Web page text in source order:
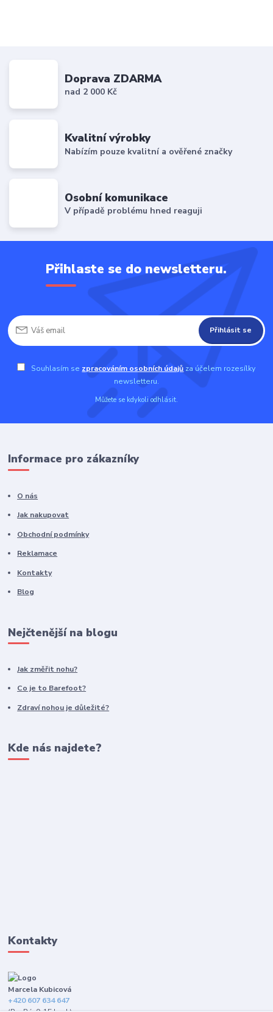
Doprava ZDARMA
nad 2 000 Kč
Kvalitní výrobky
Nabízím pouze kvalitní a ověřené značky
Osobní komunikace
V případě problému hned reaguji
Přihlaste se do newsletteru.
Přihlásit se
Souhlasím se zpracováním osobních údajů za účelem rozesílky
newsletteru.
Můžete se kdykoli odhlásit.
Informace pro zákazníky
O nás
Jak nakupovat
Obchodní podmínky
Reklamace
Kontakty
Blog
Nejčtenější na blogu
Jak změřit nohu?
Co je to Barefoot?
Zdraví nohou je důležité?
Kde nás najdete?
Kontakty
Marcela Kubicová
+420 607 634 647